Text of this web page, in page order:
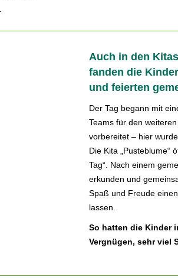
Auch in den
fanden die
und feierten
Der Tag begann mit
Teams für den
vorbereitet – hier
Die Kita „Pusteblume“
Tag“. Nach einem
erkunden und
Spaß und Freude
lassen.
So hatten die Kinder
Vergnügen, sehr viel